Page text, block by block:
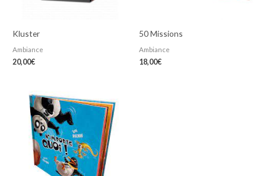
Kluster
Ambiance
20,00€
50 Missions
Ambiance
18,00€